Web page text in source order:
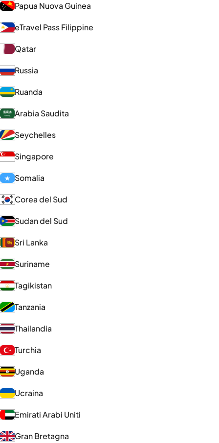
Papua Nuova Guinea
eTravel Pass Filippine
Qatar
Russia
Ruanda
Arabia Saudita
Seychelles
Singapore
Somalia
Corea del Sud
Sudan del Sud
Sri Lanka
Suriname
Tagikistan
Tanzania
Thailandia
Turchia
Uganda
Ucraina
Emirati Arabi Uniti
Gran Bretagna